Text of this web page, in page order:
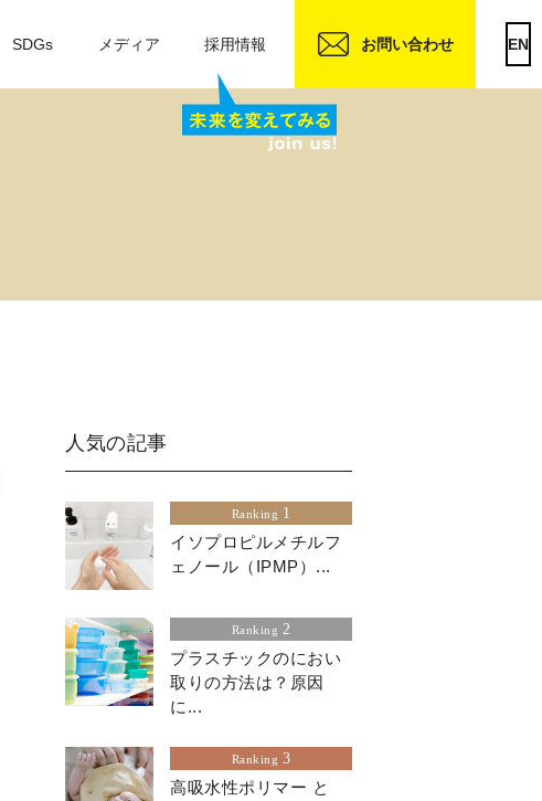
EN
SDGs メディア 採用情報 お問い合わせ
人気の記事
Ranking 1
イソプロピルメチルフ
ェノール（IPMP）...
Ranking 2
プラスチックのにおい
取りの方法は？原因
に...
Ranking 3
高吸水性ポリマー と